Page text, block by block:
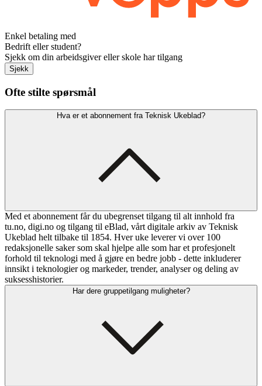
Enkel betaling med
Bedrift eller student?
Sjekk om din arbeidsgiver eller skole har tilgang
Sjekk
Ofte stilte spørsmål
Hva er et abonnement fra Teknisk Ukeblad?
Med et abonnement får du ubegrenset tilgang til alt innhold fra
tu.no, digi.no og tilgang til eBlad, vårt digitale arkiv av Teknisk
Ukeblad helt tilbake til 1854. Hver uke leverer vi over 100
redaksjonelle saker som skal hjelpe alle som har et profesjonelt
forhold til teknologi med å gjøre en bedre jobb - dette inkluderer
innsikt i teknologier og markeder, trender, analyser og deling av
suksesshistorier.
Har dere gruppetilgang muligheter?